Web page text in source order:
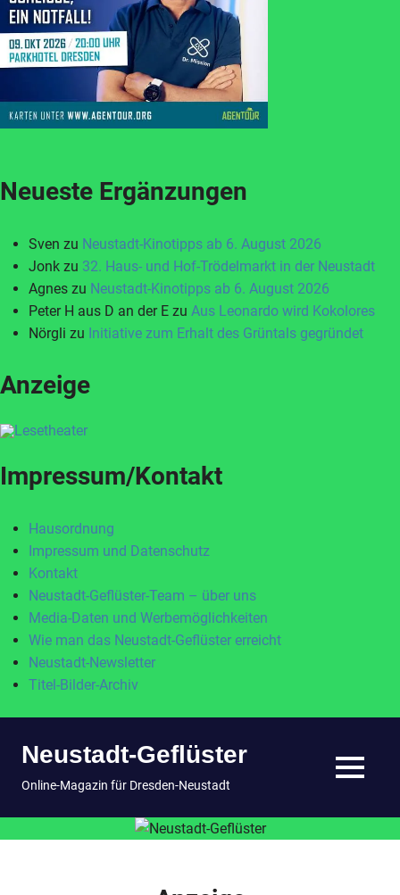
Neueste Ergänzungen
Sven zu Neustadt-Kinotipps ab 6. August 2026
Jonk zu 32. Haus- und Hof-Trödelmarkt in der Neustadt
Agnes zu Neustadt-Kinotipps ab 6. August 2026
Peter H aus D an der E zu Aus Leonardo wird Kokolores
Nörgli zu Initiative zum Erhalt des Grüntals gegründet
Anzeige
Impressum/Kontakt
Hausordnung
Impressum und Datenschutz
Kontakt
Neustadt-Geflüster-Team – über uns
Media-Daten und Werbemöglichkeiten
Wie man das Neustadt-Geflüster erreicht
Neustadt-Newsletter
Titel-Bilder-Archiv
InhaltNeustadt-Geflüster
Online-Magazin für Dresden-Neustadt MENÜ